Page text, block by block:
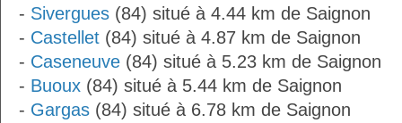
- Sivergues (84) situé à 4.44 km de Saignon
- Castellet (84) situé à 4.87 km de Saignon
- Caseneuve (84) situé à 5.23 km de Saignon
- Buoux (84) situé à 5.44 km de Saignon
- Gargas (84) situé à 6.78 km de Saignon